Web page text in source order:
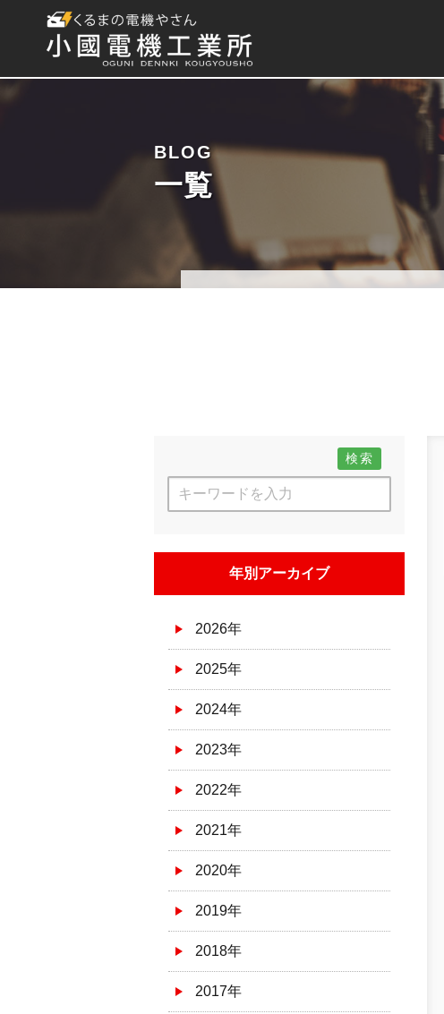
BLOG
一覧
検索
年別アーカイブ
2026年
2025年
2024年
2023年
2022年
2021年
2020年
2019年
2018年
2017年